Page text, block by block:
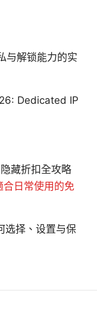
与解锁能力的实
Dedicated IP
藏折扣全攻略
日常使用的免
选择、设置与保